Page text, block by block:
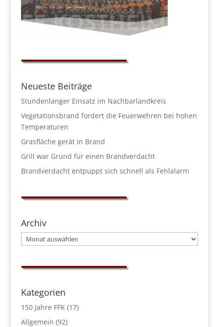
Neueste Beiträge
Stundenlanger Einsatz im Nachbarlandkreis
Vegetationsbrand fordert die Feuerwehren bei hohen
Temperaturen
Grasfläche gerät in Brand
Grill war Grund für einen Brandverdacht
Brandverdacht entpuppt sich schnell als Fehlalarm
Archiv
Archiv
Kategorien
150 Jahre FFK(17)
Allgemein (92)